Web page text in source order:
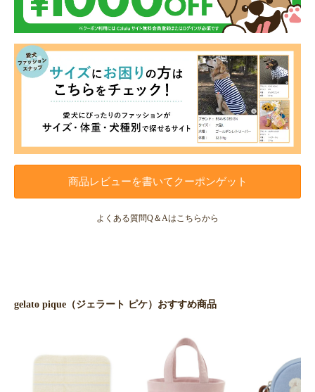
商品レビューを書いてクーポンゲット
よくある質問Q＆Aはこちらから
gelato pique（ジェラート ピケ）おすすめ商品